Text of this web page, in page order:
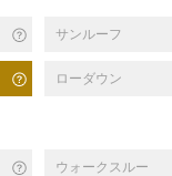
サンルーフ
ローダウン
ウォークスルー